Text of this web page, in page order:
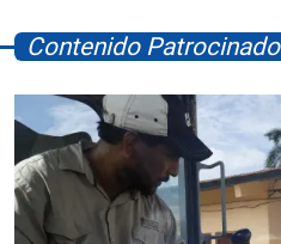
Contenido Patrocinado